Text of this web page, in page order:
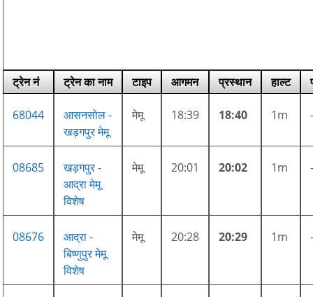
ट्रेन नं ट्रेन का नाम टाइप आगमन प्रस्थान हाल्ट
68044
आसनसोल -
खड़गपुर मेमू
मेमू 18:39 18:40 1m
08685
खड़गपुर -
आद्रा मेमू
विशेष
मेमू 20:01 20:02 1m
08676
आद्रा -
बिष्णुपुर मेमू
विशेष
मेमू 20:28 20:29 1m